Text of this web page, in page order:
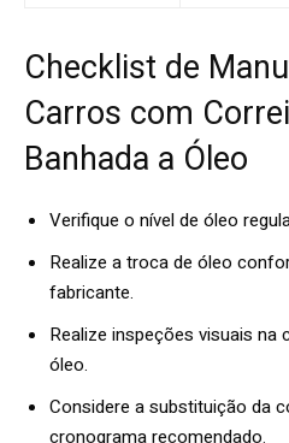
Checklist de
Carros com
Banhada a Óleo
Verifique o nível de óleo
Realize a troca de óleo
fabricante.
Realize inspeções visuais na
óleo.
Considere a substituição da
cronograma recomendado.